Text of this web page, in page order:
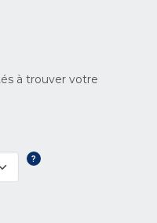
à trouver votre